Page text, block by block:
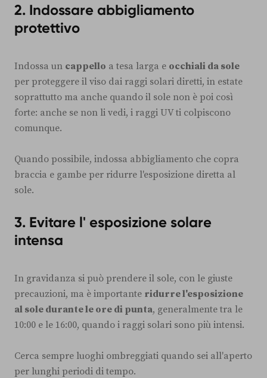
2. Indossare abbigliamento
protettivo
Indossa un cappello a tesa larga e occhiali da sole
per proteggere il viso dai raggi solari diretti, in estate
soprattutto ma anche quando il sole non è poi così
forte: anche se non li vedi, i raggi UV ti colpiscono
comunque.
Quando possibile, indossa abbigliamento che copra
braccia e gambe per ridurre l'esposizione diretta al
sole.
3. Evitare l' esposizione solare
intensa
In gravidanza si può prendere il sole, con le giuste
precauzioni, ma è importante ridurre l'esposizione
al sole durante le ore di punta, generalmente tra le
10:00 e le 16:00, quando i raggi solari sono più intensi.
Cerca sempre luoghi ombreggiati quando sei all'aperto
per lunghi periodi di tempo.